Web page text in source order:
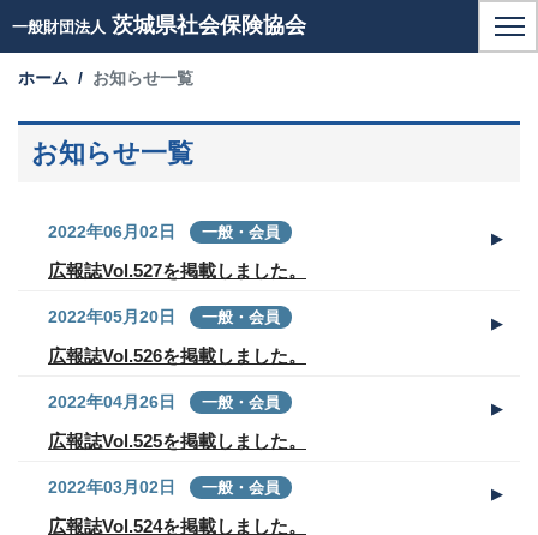
一般財団法人 茨城県社会保険協会
ホーム お知らせ一覧
お知らせ一覧
2022年06月02日 一般・会員
広報誌Vol.527を掲載しました。
2022年05月20日 一般・会員
広報誌Vol.526を掲載しました。
2022年04月26日 一般・会員
広報誌Vol.525を掲載しました。
2022年03月02日 一般・会員
広報誌Vol.524を掲載しました。